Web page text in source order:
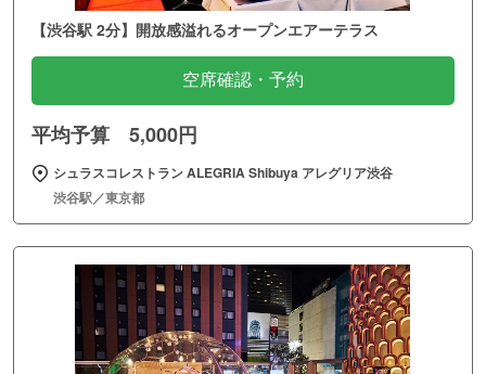
【渋谷駅 2分】開放感溢れるオープンエアーテラス
空席確認・予約
平均予算 5,000円
シュラスコレストラン ALEGRIA Shibuya アレグリア渋谷
渋谷駅／東京都